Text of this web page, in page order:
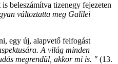
beleszámítva tizenegy fejezeten
változtatta meg Galilei
egy új, alapvető felfogást
A világ minden
megrendül, akkor mi is. " (13.